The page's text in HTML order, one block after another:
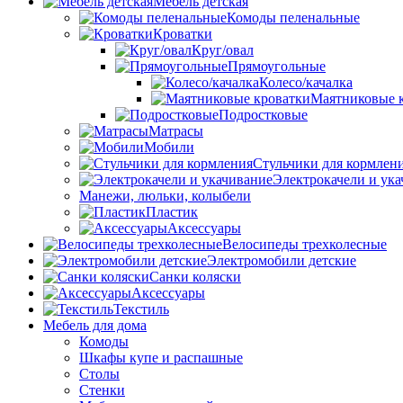
Комоды пеленальные
Кроватки
Круг/овал
Прямоугольные
Колесо/качалка
Маятниковые
Подростковые
Матрасы
Мобили
Стульчики для
Электрокачели и
Манежи, люльки, колыбели
Пластик
Аксессуары
Велосипеды трехколесные
Электромобили детские
Санки коляски
Аксессуары
Текстиль
Мебель для дома
Комоды
Шкафы купе и распашные
Столы
Стенки